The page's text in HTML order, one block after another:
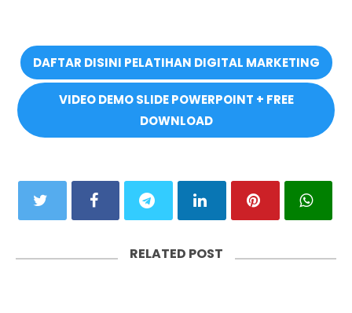
DAFTAR DISINI PELATIHAN DIGITAL MARKETING
VIDEO DEMO SLIDE POWERPOINT + FREE
DOWNLOAD
RELATED POST